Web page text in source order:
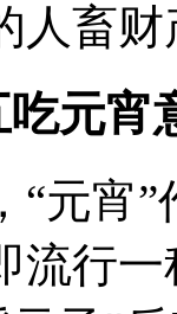
人畜
元宵
“元宵
流行